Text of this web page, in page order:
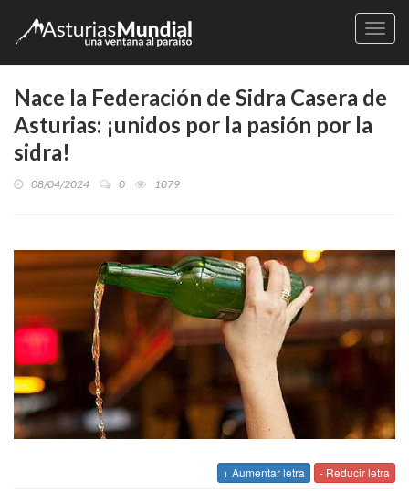
Nace la Federación de Sidra Casera de
Asturias: ¡unidos por la pasión por la
sidra!
08/04/2024 0 1079
+ Aumentar letra - Reducir letra